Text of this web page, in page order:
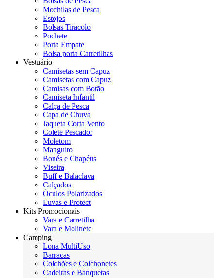
Mochilas de Pesca
Estojos
Bolsas Tiracolo
Pochete
Porta Empate
Bolsa porta Carretilhas
Vestuário
Camisetas sem Capuz
Camisetas com Capuz
Camisas com Botão
Camiseta Infantil
Calça de Pesca
Capa de Chuva
Jaqueta Corta Vento
Colete Pescador
Moletom
Manguito
Bonés e Chapéus
Viseira
Buff e Balaclava
Calçados
Óculos Polarizados
Luvas e Protect
Kits Promocionais
Vara e Carretilha
Vara e Molinete
Camping
Lona MultiUso
Barracas
Colchões e Colchonetes
Cadeiras e Banquetas